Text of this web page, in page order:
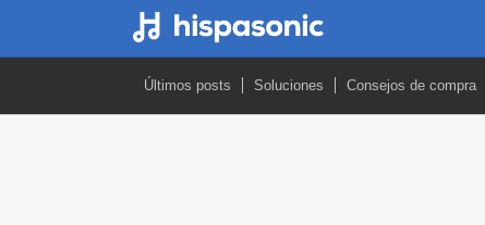
Últimos posts Soluciones Consejos de compra